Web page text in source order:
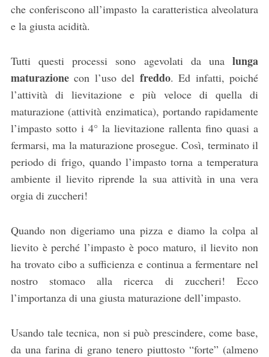
che conferiscono all’impasto la caratteristica alveolatura
e la giusta acidità.
Tutti questi processi sono agevolati da unalunga
maturazionecon l’uso del freddo. Ed infatti, poiché
l’attività di lievitazione e più veloce di quella di
maturazione (attività enzimatica), portando rapidamente
l’impasto sotto i 4° la lievitazione rallenta fino quasi a
fermarsi, ma la maturazione prosegue. Così, terminato il
periodo di frigo, quando l’impasto torna a temperatura
ambiente il lievito riprende la sua attività in una vera
orgia di zuccheri!
Quando non digeriamo una pizza e diamo la colpa al
lievito è perché l’impasto è poco maturo, il lievito non
ha trovato cibo a sufficienza e continua a fermentare nel
nostro stomaco alla ricerca di zuccheri! Ecco
l’importanza di una giusta maturazione dell’impasto.
Usando tale tecnica, non si può prescindere, come base,
da una farina di grano tenero piuttosto “forte” (almeno